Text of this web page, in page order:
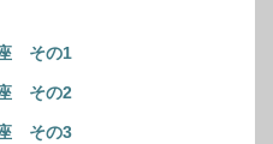
座 その1
座 その2
座 その3